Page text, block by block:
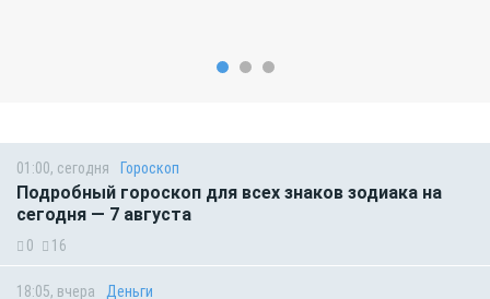
01:00, сегодня Гороскоп
Подробный гороскоп для всех знаков зодиака на
сегодня — 7 августа
0 16
18:05, вчера Деньги